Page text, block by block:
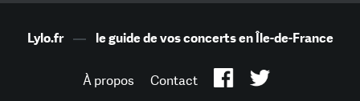
Lylo.fr— le guide de vos concerts en Île-de-France
À propos Contact